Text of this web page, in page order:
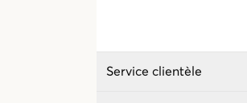
Service clientèle